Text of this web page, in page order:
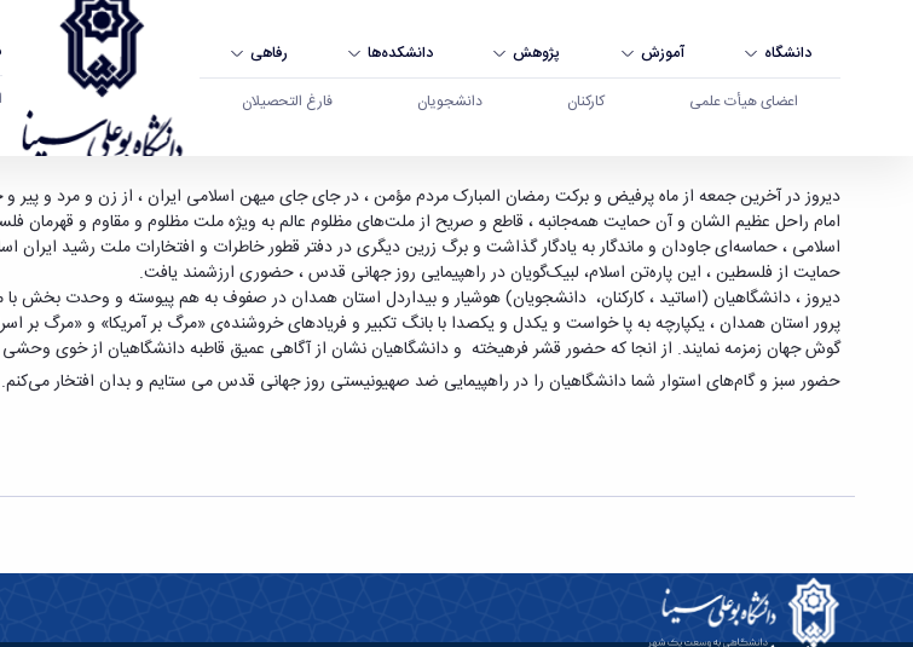
دانشگاه آموزش پژوهش دانشکده‌ها رفاهی
اعضای هیأت علمی کارکنان دانشجویان فارغ التحصیلان
تقدیر ریاست دانشگاه از حضور دانشگاهیان استان همدان در راهپیمایی روز قدس -
دیروز در آخرین جمعه از ماه پرفیض و برکت رمضان‌ المبارک مردم مؤمن ، در جای جای میهن اسلامی ایران ، از زن و مرد و پیر و
امام راحل عظیم الشان و آن حمایت همه‌جانبه ، قاطع و صریح از ملت‌های مظلوم عالم به ویژه ملت مظلوم و مقاوم و قهرمان
اسلامی ، حماسه‌ای جاودان و ماندگار به یادگار گذاشت و برگ زرین دیگری در دفتر قطور خاطرات و افتخارات ملت رشید
حمایت از فلسطین ، این پاره‌تن اسلام، لبیک‌گویان در راهپیمایی روز جهانی قدس ، حضوری ارزشمند یافت.
دیروز ، دانشگاهیان (اساتید ، کارکنان، دانشجویان)هوشیار و بیداردل استان همداندر صفوف به هم پیوسته و وحدت بخش با
پرور استانهمدان، یکپارچه به پا خواست و یکدل و یکصدا با بانگ تکبیر و فریادهای خروشنده‌ی «مرگ بر آمریکا» و «مرگ بر
گوش جهان زمزمه نمایند. از انجا کهحضور قشر فرهیخته و دانشگاهیان نشان از آگاهی عمیق قاطبه دانشگاهیان از خوی وحشی
حضور سبز و گام‌های استوار شما دانشگاهیان را در راهپیمایی ضد صهیونیستی روز جهانی قدس می ستایم و بدان افتخار می‌کنم.